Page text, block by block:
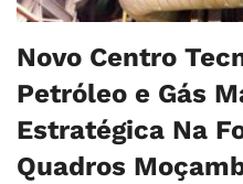
Novo Centro
Petróleo e Gás
Estratégica Na
Quadros